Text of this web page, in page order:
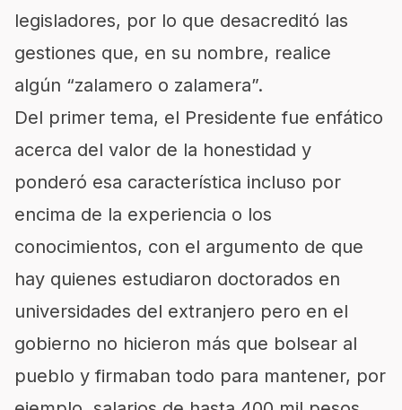
legisladores, por lo que desacreditó las
gestiones que, en su nombre, realice
algún
zalamero o zalamera .
Del primer tema, el Presidente fue enfático
acerca del valor de la honestidad y
ponderó esa característica incluso por
encima de la experiencia o los
conocimientos, con el argumento de que
hay quienes estudiaron doctorados en
universidades del extranjero pero en el
gobierno no hicieron más que bolsear al
pueblo y firmaban todo para mantener, por